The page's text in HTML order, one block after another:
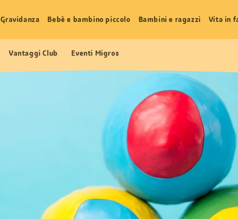
Gravidanza Bebè e bambino piccolo Bambini e ragazzi Vita in
Vantaggi Club Eventi Migros